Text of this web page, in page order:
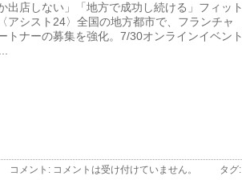
出店しない」「地方で成功し続ける」フィット
アシスト24〉全国の地方都市で、フランチャ
トナーの募集を強化。7/30オンラインイベント
コメント: コメントは受け付けていません。 タグ: